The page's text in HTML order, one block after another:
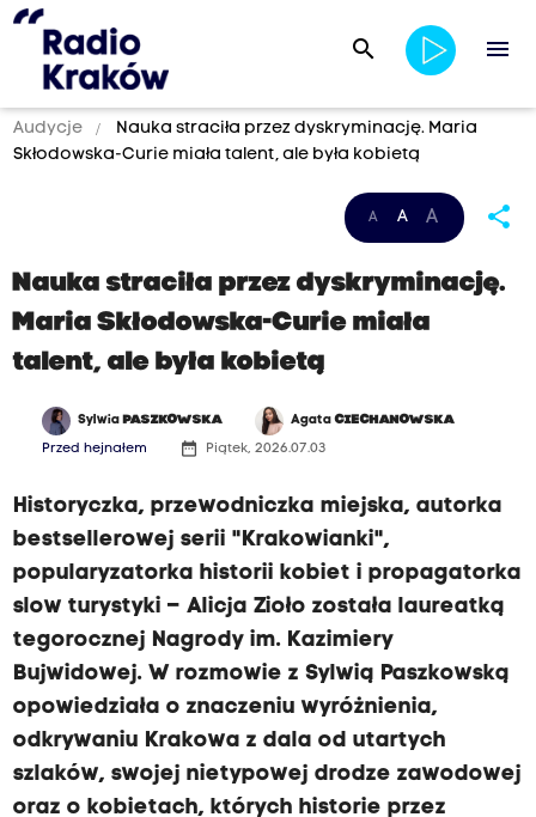
search menu
Audycje
Nauka straciła przez dyskryminację. Maria
Skłodowska-Curie miała talent, ale była kobietą
A A A share
Nauka straciła przez dyskryminację.
Maria Skłodowska-Curie miała
talent, ale była kobietą
Sylwia PASZKOWSKA AgataCIECHANOWSKA
Przed hejnałem date_range Piątek, 2026.07.03
Historyczka, przewodniczka miejska, autorka
bestsellerowej serii "Krakowianki",
popularyzatorka historii kobiet i propagatorka
slow turystyki – Alicja Zioło została laureatką
tegorocznej Nagrody im. Kazimiery
Bujwidowej. W rozmowie z Sylwią Paszkowską
opowiedziała o znaczeniu wyróżnienia,
odkrywaniu Krakowa z dala od utartych
szlaków, swojej nietypowej drodze zawodowej
oraz o kobietach, których historie przez